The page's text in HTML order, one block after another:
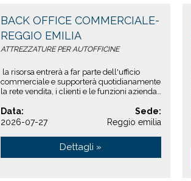
BACK OFFICE COMMERCIALE-
REGGIO EMILIA
ATTREZZATURE PER AUTOFFICINE
la risorsa entrerà a far parte dell'ufficio
commerciale e supporterà quotidianamente
la rete vendita, i clienti e le funzioni aziendali
Data:
2026-07-27
Sede:
Reggio emilia
Dettagli »